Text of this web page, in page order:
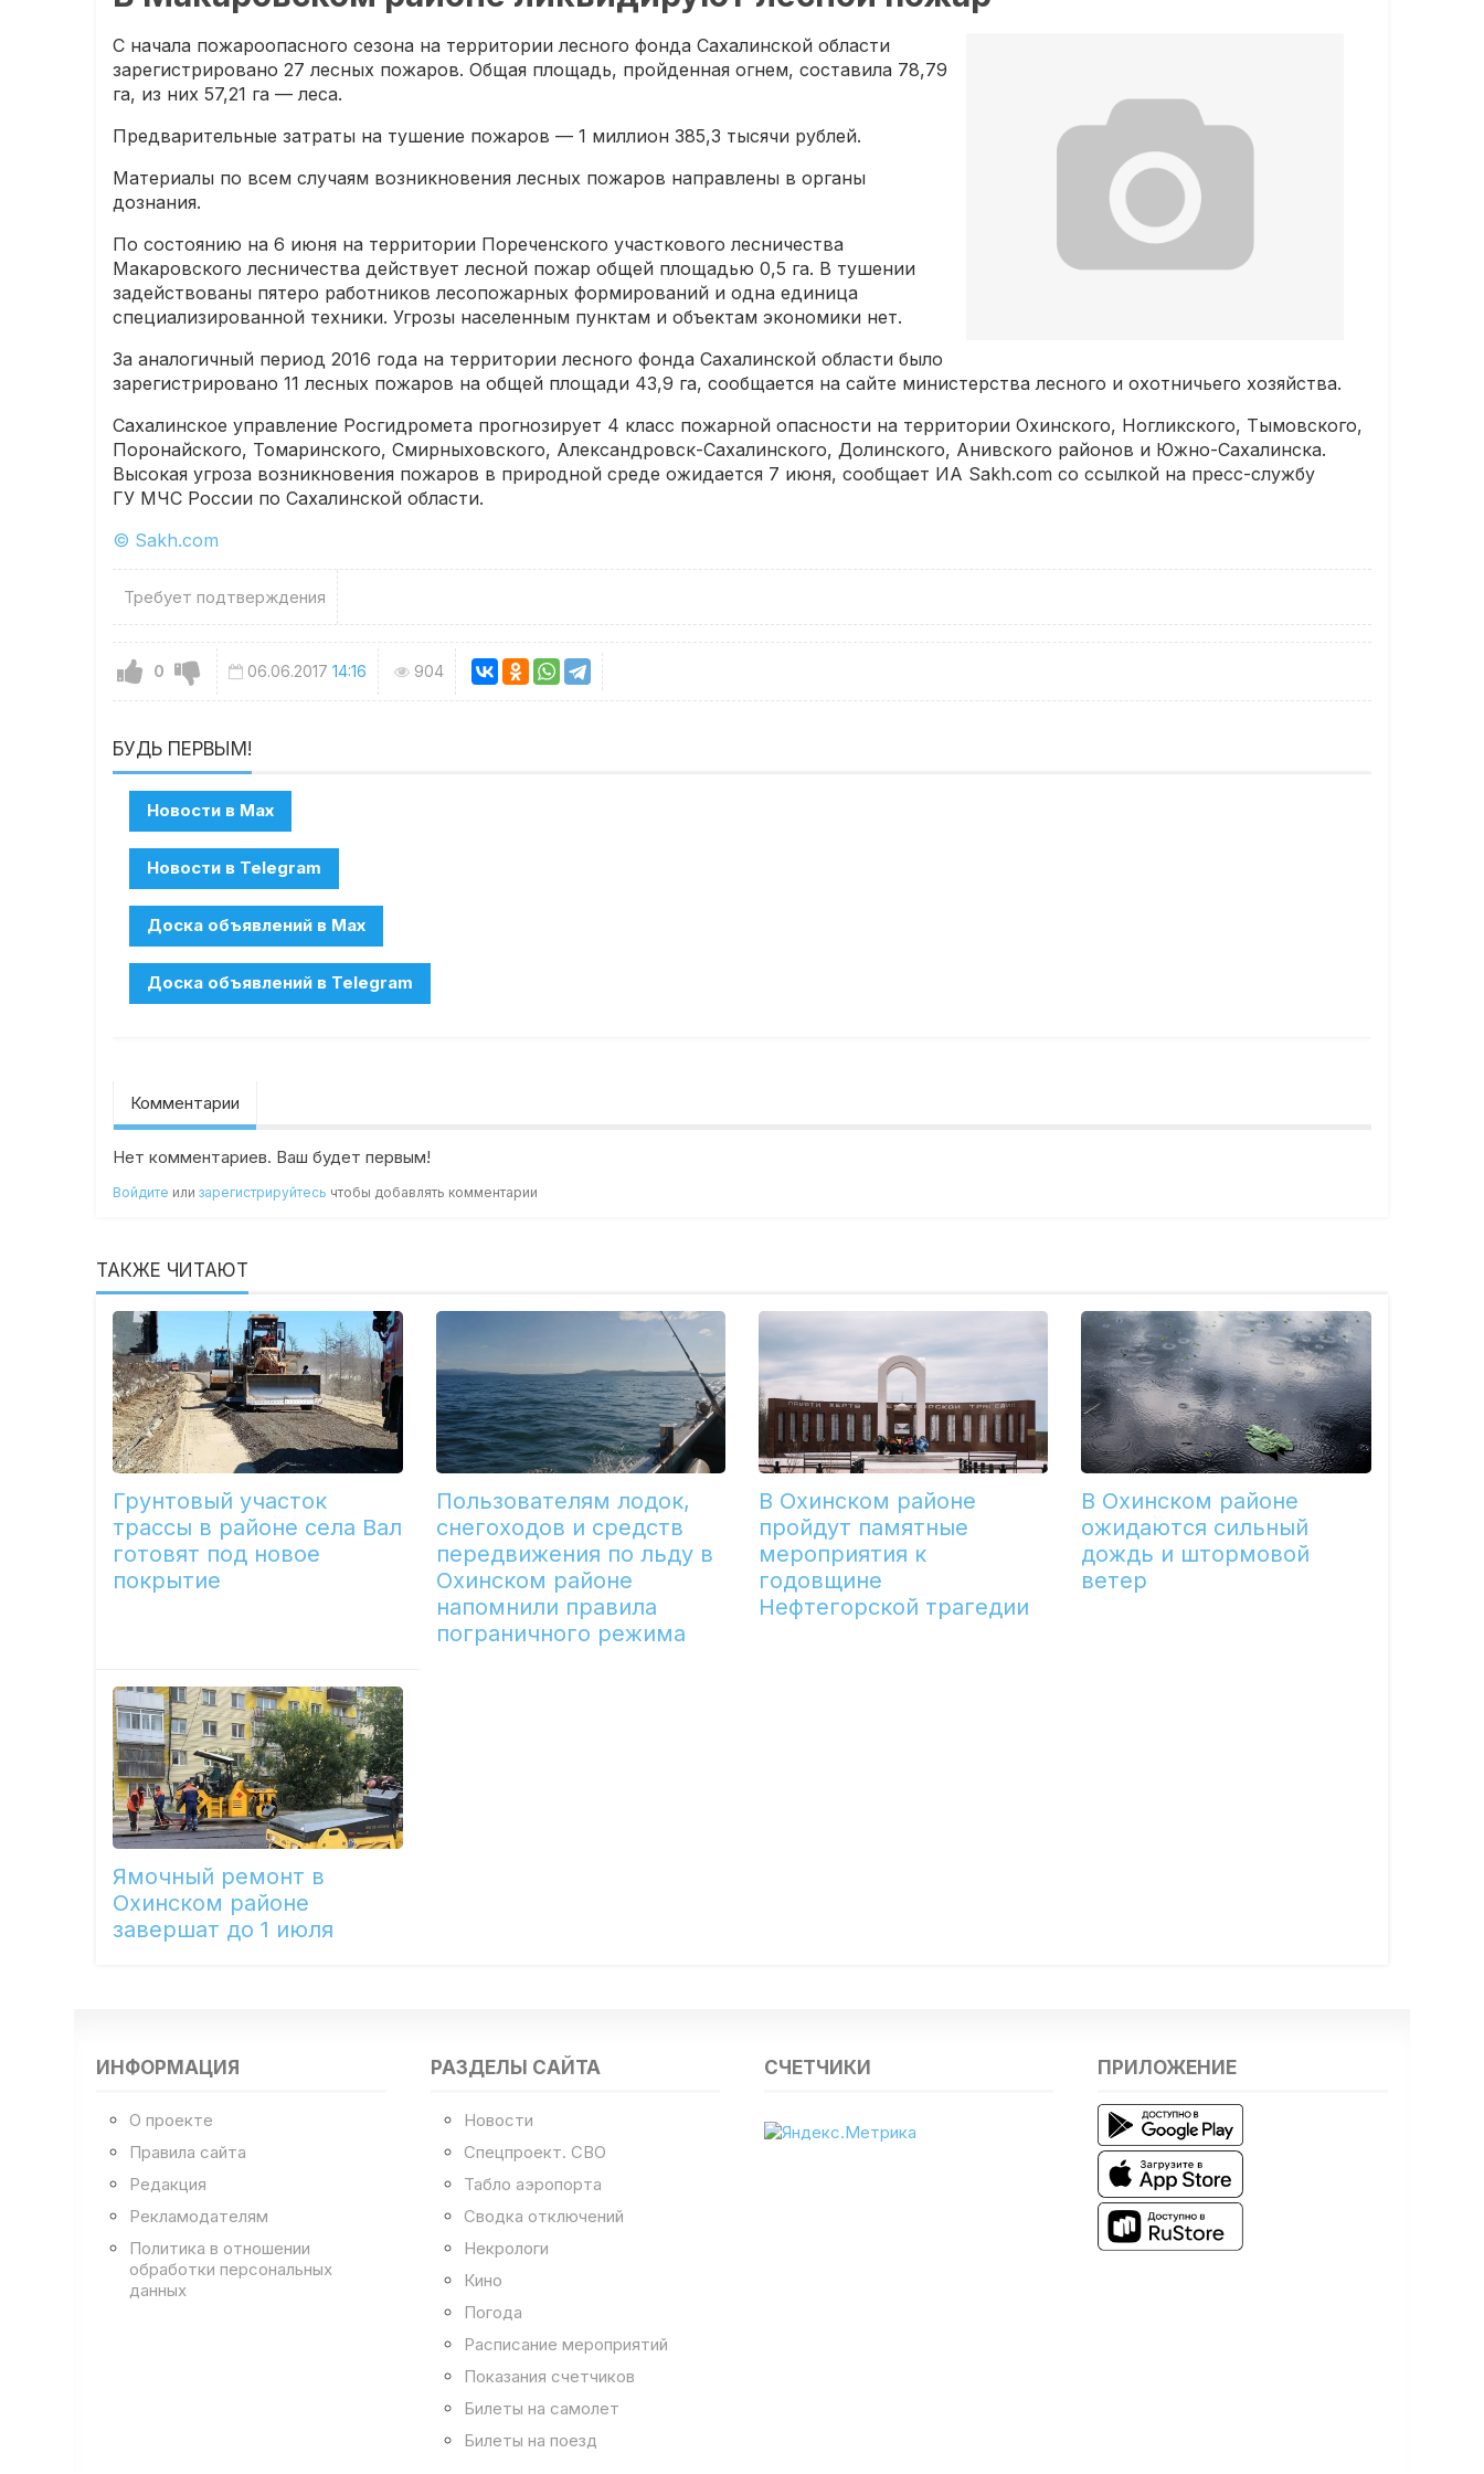
С начала пожароопасного сезона на территории лесного фонда Сахалинской области
зарегистрировано 27 лесных пожаров. Общая площадь, пройденная огнем, составила 78,79
га, из них 57,21 га — леса.
Предварительные затраты на тушение пожаров — 1 миллион 385,3 тысячи рублей.
Материалы по всем случаям возникновения лесных пожаров направлены в органы
дознания.
По состоянию на 6 июня на территории Пореченского участкового лесничества
Макаровского лесничества действует лесной пожар общей площадью 0,5 га. В тушении
задействованы пятеро работников лесопожарных формирований и одна единица
специализированной техники. Угрозы населенным пунктам и объектам экономики нет.
За аналогичный период 2016 года на территории лесного фонда Сахалинской области было
зарегистрировано 11 лесных пожаров на общей площади 43,9 га, сообщается на сайте министерства лесного и охотничьего хозяйства.
Сахалинское управление Росгидромета прогнозирует 4 класс пожарной опасности на территории Охинского, Ногликского, Тымовского,
Поронайского, Томаринского, Смирныховского, Александровск-Сахалинского, Долинского, Анивского районов и Южно-Сахалинска.
Высокая угроза возникновения пожаров в природной среде ожидается 7 июня, сообщает ИА Sakh.com со ссылкой на пресс-службу
ГУ МЧС России по Сахалинской области.
© Sakh.com
Требует подтверждения
0 06.06.2017 14:16 904
БУДЬ ПЕРВЫМ!
Комментарии
Нет комментариев. Ваш будет первым!
Войдите илизарегистрируйтесь чтобы добавлять комментарии
ТАКЖЕ ЧИТАЮТ
Грунтовый участок
трассы в районе села Вал
готовят под новое
покрытие
Пользователям лодок,
снегоходов и средств
передвижения по льду в
Охинском районе
напомнили правила
пограничного режима
В Охинском районе
пройдут памятные
мероприятия к
годовщине
Нефтегорской трагедии
В Охинском районе
ожидаются сильный
дождь и штормовой
ветер
Ямочный ремонт в
Охинском районе
завершат до 1 июля
ИНФОРМАЦИЯ
О проекте
Правила сайта
Редакция
Рекламодателям
Политика в отношении
обработки персональных
данных
РАЗДЕЛЫ САЙТА
Новости
Спецпроект. СВО
Табло аэропорта
Сводка отключений
Некрологи
Кино
Погода
Расписание мероприятий
Показания счетчиков
Билеты на самолет
Билеты на поезд
СЧЕТЧИКИ ПРИЛОЖЕНИЕ